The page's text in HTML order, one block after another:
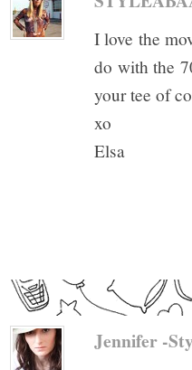
I love the
do with the
your tee of
xo
Elsa
Jennifer -